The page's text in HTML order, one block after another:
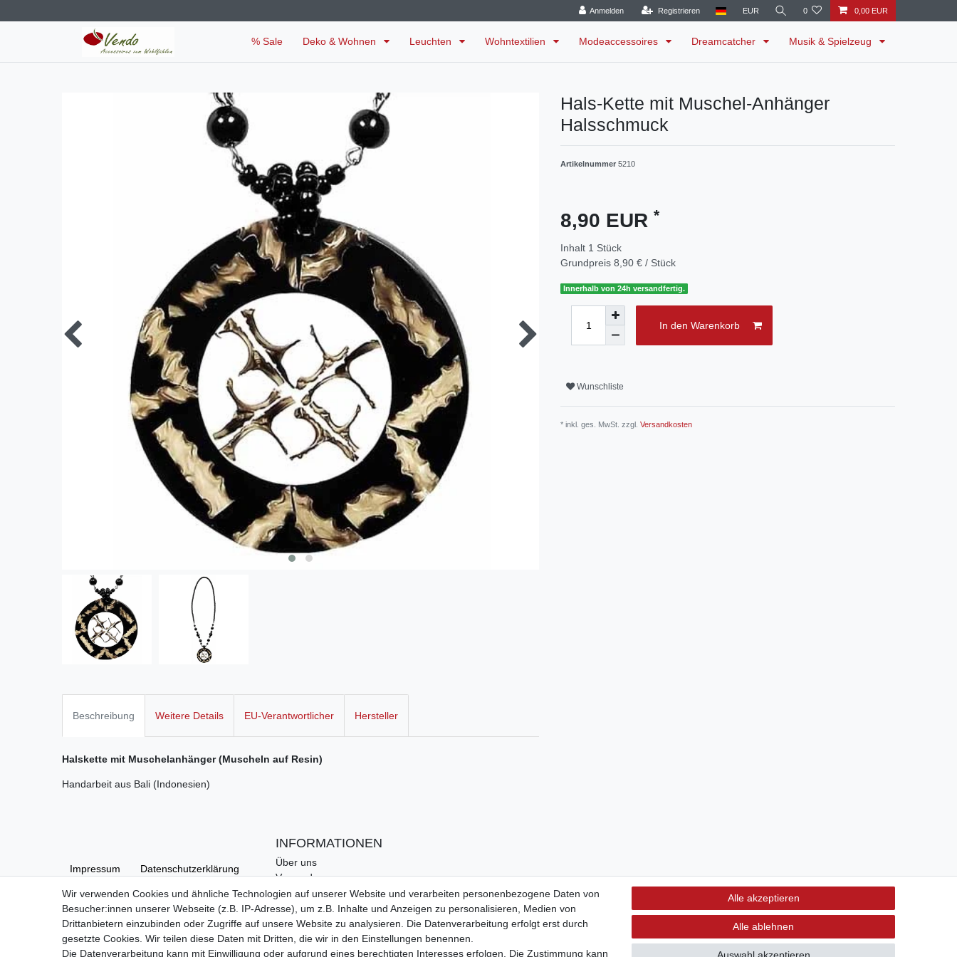
Anmelden Registrieren EUR 0 0,00 EUR
% Sale Deko & Wohnen Leuchten Wohntextilien Modeaccessoires Dreamcatcher Musik & Spielzeug
Hals-Kette mit Muschel-Anhänger
Halsschmuck
Artikelnummer 5210
8,90 EUR *
Inhalt 1 Stück
Grundpreis 8,90 € / Stück
Innerhalb von 24h versandfertig.
In den Warenkorb
Wunschliste
* inkl. ges. MwSt. zzgl. Versandkosten
Beschreibung Weitere Details EU-Verantwortlicher Hersteller
Halskette mit Muschelanhänger (Muscheln auf Resin)
Handarbeit aus Bali (Indonesien)
Impressum Daten­schutz­erklärung
AGB Barrierefreiheitserklärung
INFORMATIONEN
Über uns
Versand
Kontakt
Links
Hilfe
Wir verwenden Cookies und ähnliche Technologien auf unserer Website und verarbeiten personenbezogene Daten von
Besucher:innen unserer Webseite (z.B. IP-Adresse), um z.B. Inhalte und Anzeigen zu personalisieren, Medien von
Drittanbietern einzubinden oder Zugriffe auf unsere Website zu analysieren. Die Datenverarbeitung erfolgt erst durch
gesetzte Cookies. Wir teilen diese Daten mit Dritten, die wir in den Einstellungen benennen.
Die Datenverarbeitung kann mit Einwilligung oder aufgrund eines berechtigten Interesses erfolgen. Die Zustimmung kann
Alle akzeptieren
Alle ablehnen